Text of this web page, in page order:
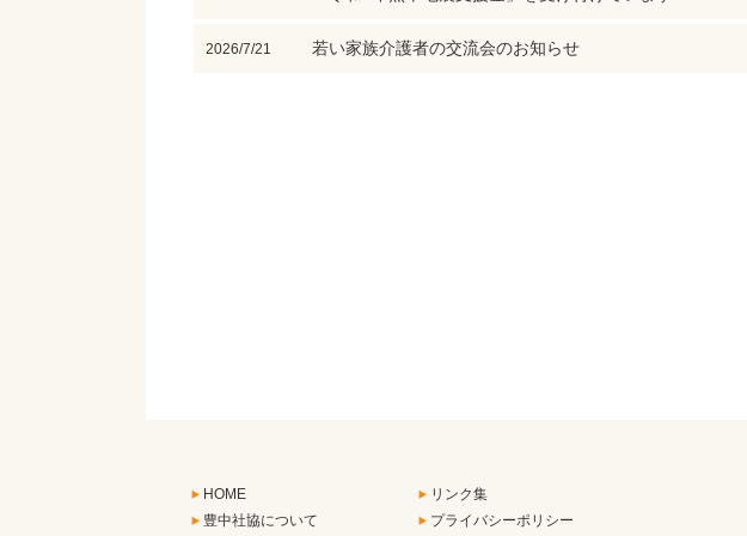
2026/7/21 若い家族介護者の交流会のお知らせ
HOME
豊中社協について
リンク集
プライバシーポリシー